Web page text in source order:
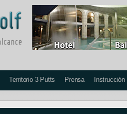
Territorio 3 Putts Prensa Instrucción